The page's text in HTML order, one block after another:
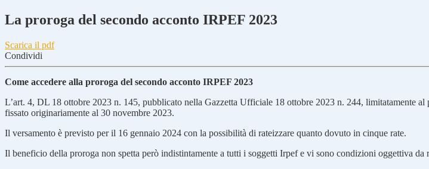
La proroga del secondo acconto IRPEF 2023
Scarica il pdf
Condividi
Come accedere alla proroga del secondo acconto IRPEF 2023
L’art. 4, DL 18 ottobre 2023 n. 145, pubblicato nella Gazzetta Ufficiale 18 ottobre 2023 n. 244, limitatamente
fissato originariamente al 30 novembre 2023.
Il versamento è previsto per il 16 gennaio 2024 con la possibilità di rateizzare quanto dovuto in cinque rate.
Il beneficio della proroga non spetta però indistintamente a tutti i soggetti Irpef e vi sono condizioni oggettiva da